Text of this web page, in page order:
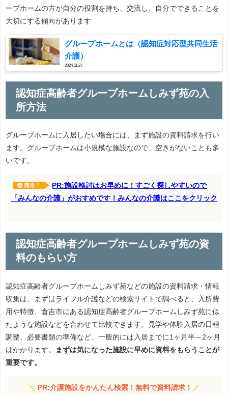
ープホームの方が自分の役割を持ち、交流し、自分でできることを
大切にする傾向があります
グループホームとは（認知症対応型共同生活
介護）
2024.11.27
認知症高齢者グループホームしみず苑の入
所方法
グループホームに入居したい場合には、まず施設の資料請求を行い
ます。グループホームは小規模な施設なので、空きがないことも多
いです。
簡単！
PR:施設検討はお早めに！すごく探しやすいので
「みんなの介護」がおすめです！みんなの介護はここをクリック
認知症高齢者グループホームしみず苑の資
料のもらい方
認知症高齢者グループホームしみず苑などの施設の資料請求・情報
収集は、まずはライフル介護などの検索サイトで調べると、入所費
用や特徴、倉吉市にある認知症高齢者グループホームしみず苑に似
たような施設などを合わせて比較できます。見学や体験入居の日程
調整、必要書類の準備など、一般的には入居までに1ヶ月半～2ヶ月
はかかります。
まずは気になった施設に早めに資料をもらうことが
重要です。
＼ PR:介護施設をかんたん検索！無料で資料請求！ ／